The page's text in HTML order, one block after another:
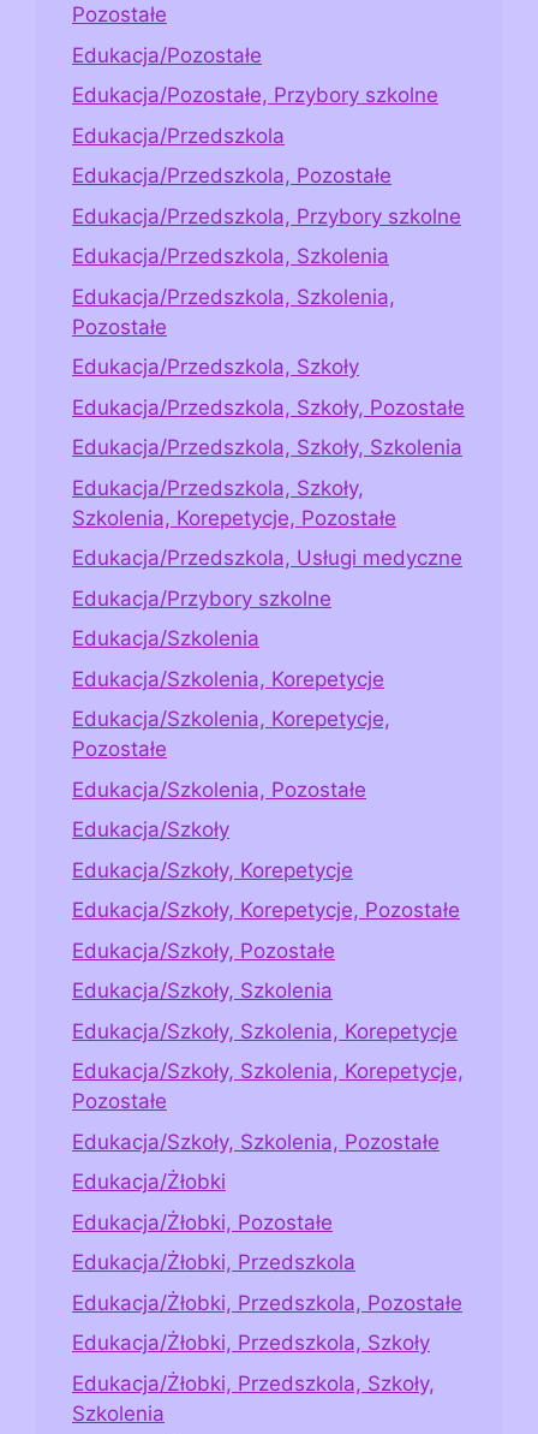
Pozostałe
Edukacja/Pozostałe
Edukacja/Pozostałe, Przybory szkolne
Edukacja/Przedszkola
Edukacja/Przedszkola, Pozostałe
Edukacja/Przedszkola, Przybory szkolne
Edukacja/Przedszkola, Szkolenia
Edukacja/Przedszkola, Szkolenia,
Pozostałe
Edukacja/Przedszkola, Szkoły
Edukacja/Przedszkola, Szkoły, Pozostałe
Edukacja/Przedszkola, Szkoły, Szkolenia
Edukacja/Przedszkola, Szkoły,
Szkolenia, Korepetycje, Pozostałe
Edukacja/Przedszkola, Usługi medyczne
Edukacja/Przybory szkolne
Edukacja/Szkolenia
Edukacja/Szkolenia, Korepetycje
Edukacja/Szkolenia, Korepetycje,
Pozostałe
Edukacja/Szkolenia, Pozostałe
Edukacja/Szkoły
Edukacja/Szkoły, Korepetycje
Edukacja/Szkoły, Korepetycje, Pozostałe
Edukacja/Szkoły, Pozostałe
Edukacja/Szkoły, Szkolenia
Edukacja/Szkoły, Szkolenia, Korepetycje
Edukacja/Szkoły, Szkolenia, Korepetycje,
Pozostałe
Edukacja/Szkoły, Szkolenia, Pozostałe
Edukacja/Żłobki
Edukacja/Żłobki, Pozostałe
Edukacja/Żłobki, Przedszkola
Edukacja/Żłobki, Przedszkola, Pozostałe
Edukacja/Żłobki, Przedszkola, Szkoły
Edukacja/Żłobki, Przedszkola, Szkoły,
Szkolenia